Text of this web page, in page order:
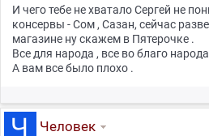
И чего тебе не хватало Сергей не
консервы - Сом , Сазан, сейчас
магазине ну скажем в Пятерочке .
Все для народа , все во благо
А вам все было плохо .
Человек